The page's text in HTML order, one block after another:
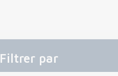
Filtrer par